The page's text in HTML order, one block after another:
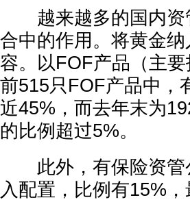
越来越多的国内资
合中的作用。将黄金
容。以FOF产品（主
前515只FOF产品中，
近45%，而去年末为
的比例超过5%。
此外，有保险资管
入配置，比例有15%